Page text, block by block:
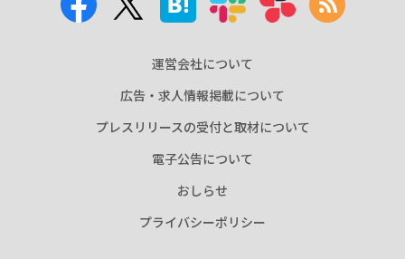
運営会社について
広告・求人情報掲載について
プレスリリースの受付と取材について
電子公告について
おしらせ
プライバシーポリシー